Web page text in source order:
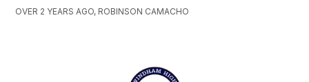
OVER 2 YEARS AGO, ROBINSON CAMACHO